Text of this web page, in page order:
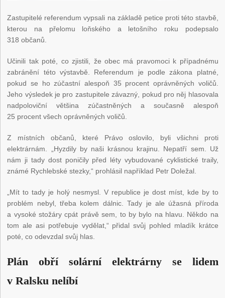
Zastupitelé referendum vypsali na základě petice proti této stavbě,
kterou na přelomu loňského a letošního roku podepsalo
318 občanů.
Učinili tak poté, co zjistili, že obec má pravomoci k případnému
zabránění této výstavbě. Referendum je podle zákona platné,
pokud se ho zúčastní alespoň 35 procent oprávněných voličů.
Jeho výsledek je pro zastupitele závazný, pokud pro něj hlasovala
nadpoloviční většina zúčastněných a současně alespoň
25 procent všech oprávněných voličů.
Z místních občanů, které Právo oslovilo, byli všichni proti
elektrárnám. „Hyzdily by naši krásnou krajinu. Nepatří sem. Už
nám ji tady dost poničily před léty vybudované cyklistické traily,
známé Rychlebské stezky,“ prohlásil například Petr Doležal.
„Mít to tady je holý nesmysl. V republice je dost míst, kde by to
problém nebyl, třeba kolem dálnic. Tady je ale úžasná příroda
a vysoké stožáry cpát právě sem, to by bylo na hlavu. Někdo na
tom ale asi potřebuje vydělat,“ přidal svůj pohled mladík krátce
poté, co odevzdal svůj hlas.
Plán obří solární elektrárny se lidem
v Ralsku nelíbí